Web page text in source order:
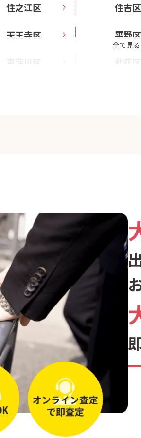
住之江区 住吉区
天王寺区 平野区
全て見る